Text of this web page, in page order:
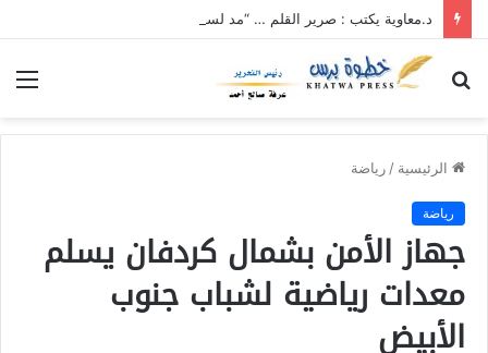
د.معاوية يكتب : صرير القلم … “مد لسانك”… “قدر قانونك”
الرئيسية / رياضة
رياضة
جهاز الأمن بشمال كردفان يسلم
معدات رياضية لشباب جنوب
الأبيض